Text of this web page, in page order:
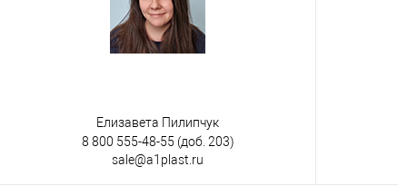
Елизавета Пилипчук
8 800 555-48-55(доб. 203)
sale@a1plast.ru